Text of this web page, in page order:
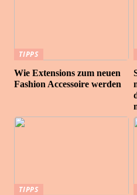
TIPPS
Wie Extensions zum neuen
Fashion Accessoire werden
TIPPS